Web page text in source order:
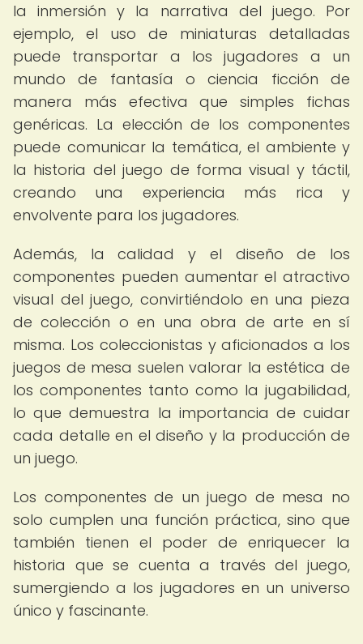
la inmersión y la narrativa del juego. Por
ejemplo, el uso de miniaturas detalladas
puede transportar a los jugadores a un
mundo de fantasía o ciencia ficción de
manera más efectiva que simples fichas
genéricas. La elección de los componentes
puede comunicar la temática, el ambiente y
la historia del juego de forma visual y táctil,
creando una experiencia más rica y
envolvente para los jugadores.
Además, la calidad y el diseño de los
componentes pueden aumentar el atractivo
visual del juego, convirtiéndolo en una pieza
de colección o en una obra de arte en sí
misma. Los coleccionistas y aficionados a los
juegos de mesa suelen valorar la estética de
los componentes tanto como la jugabilidad,
lo que demuestra la importancia de cuidar
cada detalle en el diseño y la producción de
un juego.
Los componentes de un juego de mesa no
solo cumplen una función práctica, sino que
también tienen el poder de enriquecer la
historia que se cuenta a través del juego,
sumergiendo a los jugadores en un universo
único y fascinante.